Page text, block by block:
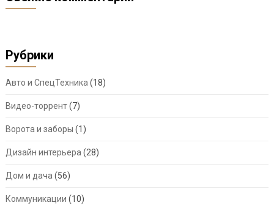
Рубрики
Авто и СпецТехника (18)
Видео-торрент(7)
Ворота и заборы (1)
Дизайн интерьера (28)
Дом и дача (56)
Коммуникации (10)